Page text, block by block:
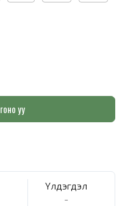
уу
Үлдэгдэл
-